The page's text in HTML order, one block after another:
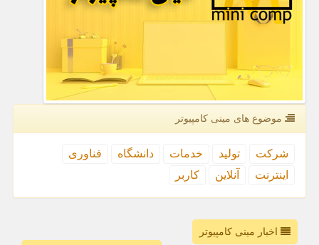
موضوع های مینی كامپیوتر
شركت تولید خدمات دانشگاه
فناوری
اینترنت
آنلاین كاربر
اخبار مینی کامپیوتر